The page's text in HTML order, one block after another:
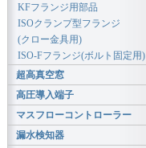
KFフランジ用部品
ISOクランプ型フランジ
(クロー金具用)
ISO-Fフランジ(ボルト固定用)
超高真空窓
高圧導入端子
マスフローコントローラー
漏水検知器